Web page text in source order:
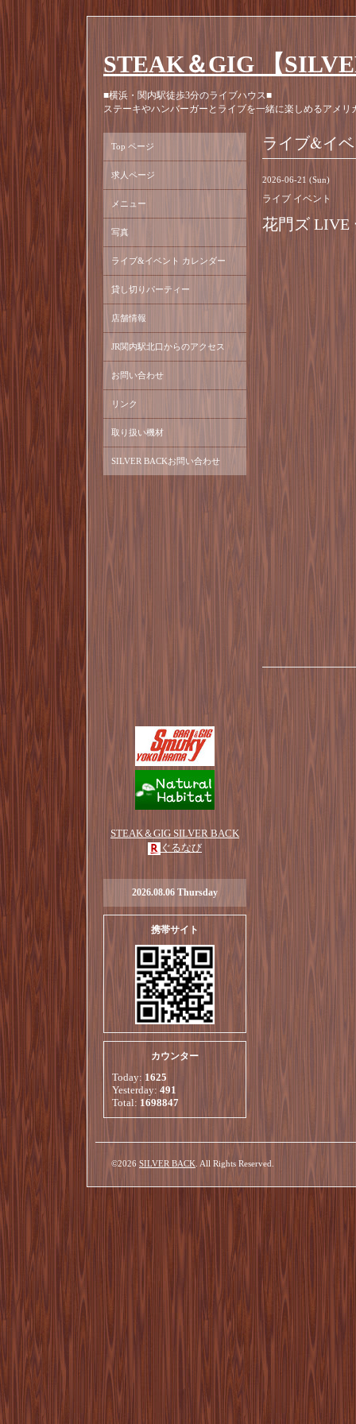
STEAK＆GIG 【
■横浜・関内駅徒歩3分のライブハウス■
ステーキやハンバーガーとライブを一緒に楽しめるアメリ
ライブ&イ
2026-06-21 (Sun)
ライブ イベント
花門ズ LIVE
Top ページ
求人ページ
メニュー
写真
ライブ&イベント カレンダー
貸し切りパーティー
店舗情報
JR関内駅北口からのアクセス
お問い合わせ
リンク
取り扱い機材
SILVER BACKお問い合わせ
STEAK＆GIG SILVER BACK
ぐるなび
2026.08.06 Thursday
携帯サイト
カウンター
Today: 1625
Yesterday: 491
Total: 1698847
©2026 SILVER BACK . All Rights Reserved.